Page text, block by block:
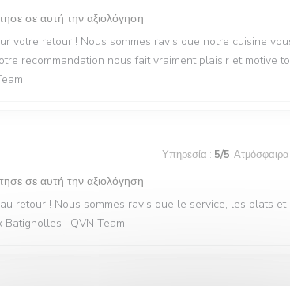
σε αυτή την αξιολόγηση
votre retour ! Nous sommes ravis que notre cuisine
recommandation nous fait vraiment plaisir et motive
Υπηρεσία : 5/5 Ατμόσφαιρα
σε αυτή την αξιολόγηση
retour ! Nous sommes ravis que le service, les plats
! QVN Team